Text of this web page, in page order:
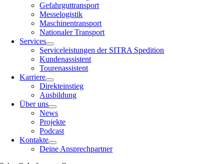
Gefahrguttransport
Messelogistik
Maschinentransport
Nationaler Transport
Services
Serviceleistungen der SITRA Spedition
Kundenassistent
Tourenassistent
Karriere
Direkteinstieg
Ausbildung
Über uns
News
Projekte
Podcast
Kontakte
Deine Ansprechpartner